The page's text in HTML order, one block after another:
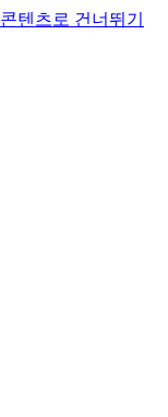
콘텐츠로 건너뛰기